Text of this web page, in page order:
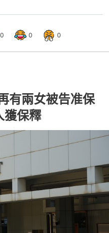
0 0 0
有兩女被告准保
保釋